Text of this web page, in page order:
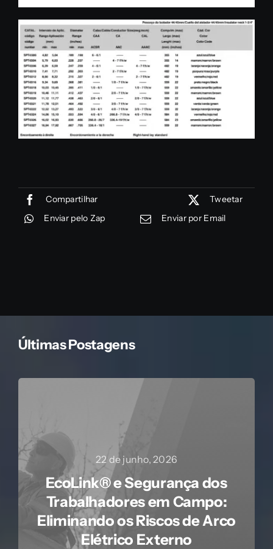
Compartilhar
Tweetar
Enviar pelo Zap
Enviar por Email
Últimas Postagens
22 de junho, 2026
EcoLink® e Segurança dos
Trabalhadores em Campo:
Eliminando os Riscos de Arco
Elétrico Externo